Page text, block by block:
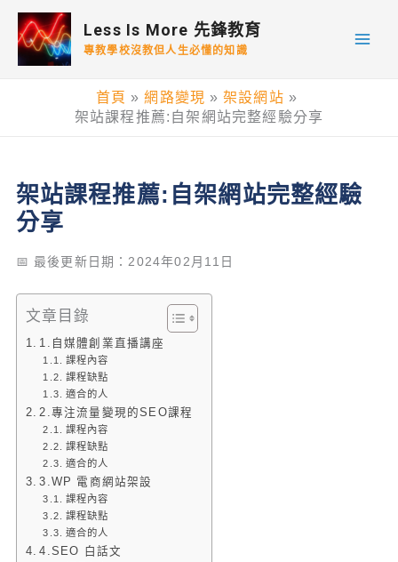
Less Is More 先鋒教育
專教學校沒教但人生必懂的知識
首頁 網路變現
架設網站
架站課程推薦:自架網站完整經驗分享
架站課程推薦:自架網站完整經驗
分享
📅 最後更新日期：2024年02月11日
文章目錄
1.自媒體創業直播講座
課程內容
課程缺點
適合的人
2.專注流量變現的SEO課程
課程內容
課程缺點
適合的人
3.WP 電商網站架設
課程內容
課程缺點
適合的人
4.SEO 白話文